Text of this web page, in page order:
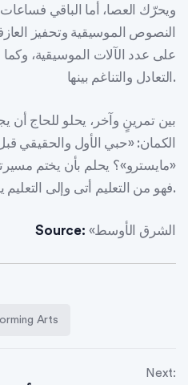
ويحرّك العصا، أما الباقي
النصوص الموسيقية وتحفيز
على عدد الآلات الموسيقية،
التعادل والتناغم بينها.
بين تمرينٍ وآخر، يحلو للحاج أن
الكمان: «حبي الأول والحقيقي
«مايسترو»؟ يحلم بأن يختم
فهو من التعليم أتى وإلى التعليم يحب أن يعود.
Source: «الشرق الأوسط
Arts
Next: